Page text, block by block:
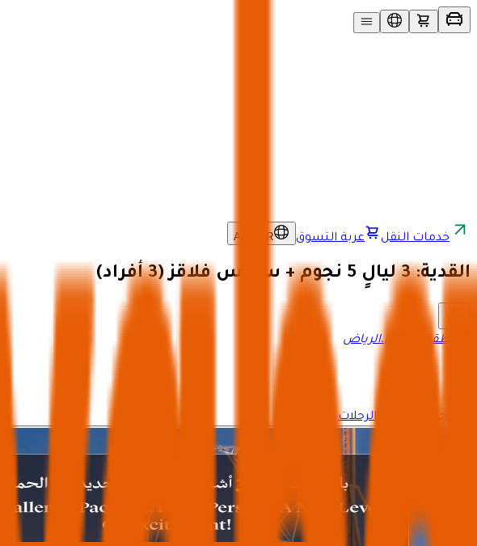
خدمات النقل عربة التسوق AR SAR
القدية: 3 ليالٍ 5 نجوم + سيكس فلاقز (3 أفراد)
منطقة الرياض،الرياض
وجه جديد لتنظيم الرحلات